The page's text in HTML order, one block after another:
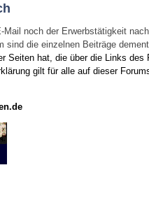
noch der Erwerbstätigkeit
die einzelnen Beiträge
Seiten hat, die über die Links des
gilt für alle auf dieser